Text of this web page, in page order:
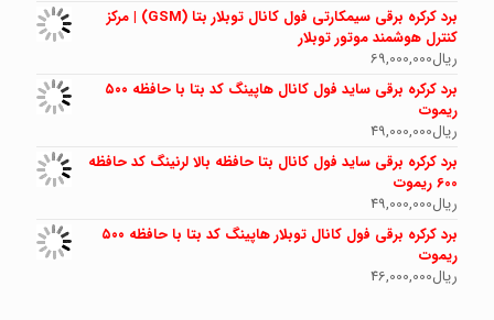
برد کرکره برقی سیمکارتی فول کانال توبلار بتا (GSM) | مرکز
کنترل هوشمند موتور توبلار
ریال69,000,000
برد کرکره برقی ساید فول کانال هاپینگ کد بتا با حافظه ۵۰۰
ریموت
ریال49,000,000
برد کرکره برقی ساید فول کانال بتا حافظه بالا لرنینگ کد حافظه
600 ریموت
ریال49,000,000
برد کرکره برقی فول کانال توبلار هاپینگ کد بتا با حافظه ۵۰۰
ریموت
ریال46,000,000